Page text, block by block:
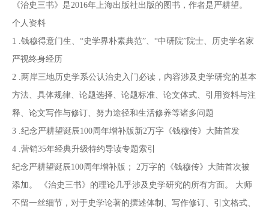
《治史三书》是2016年上海出版社出版的图书，作者是严耕望。
个人资料
1 .钱穆得意门生、“史学界朴素典范”、“中研院”院士、历史学名家
严视终身经历
2 .两岸三地历史学系公认治史入门必读，内容涉及史学研究的基本
方法、具体规律、论题选择、论题标准、论文体式、引用资料与注
释、论文写作与修订、努力途径和生活修养等诸多问题
3 .纪念严耕望诞辰100周年增补版新2万字《钱穆传》大陆首发
4 .营销35年经典升级特约导读专题索引
纪念严耕望诞辰100周年增补版； 2万字的《钱穆传》大陆首次被
添加。 《治史三书》的理论几乎涉及史学研究的所有方面。 大师
不留一丝细节，对于史学论著的撰述体制、写作修订、引文格式、